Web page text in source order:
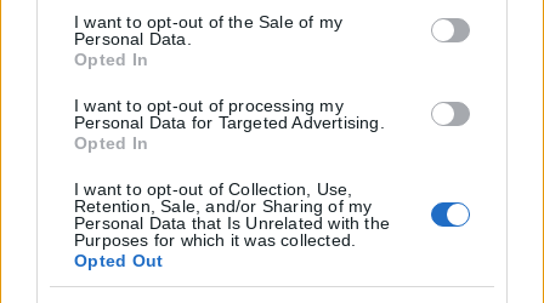
Google consent section.
I want to opt-out of the Sale of my
Personal Data.
Opted In
I want to opt-out of processing my
Personal Data for Targeted Advertising.
Opted In
I want to opt-out of Collection, Use,
Retention, Sale, and/or Sharing of my
Personal Data that Is Unrelated with the
Purposes for which it was collected.
Opted Out